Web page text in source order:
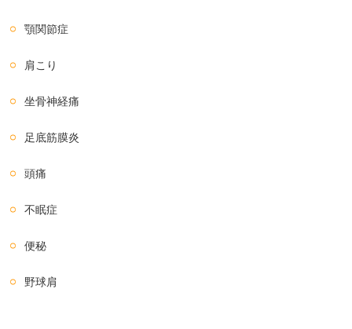
顎関節症
肩こり
坐骨神経痛
足底筋膜炎
頭痛
不眠症
便秘
野球肩